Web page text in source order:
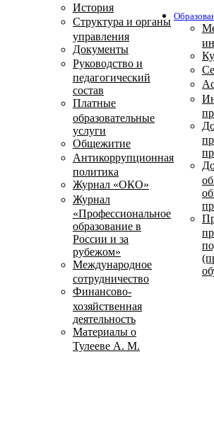
История
Структура и органы
управления
Документы
Руководство и
педагогический
состав
Платные
образовательные
услуги
Общежитие
Антикоррупционная
политика
Журнал «ОКО»
Журнал
«Профессиональное
образование в
России и за
рубежом»
Международное
сотрудничество
Финансово-
хозяйственная
деятельность
Материалы о
Тулееве А. М.